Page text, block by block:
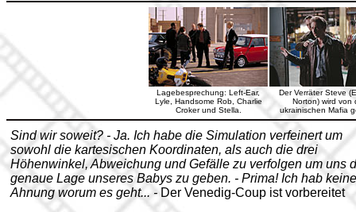
Lagebesprechung: Left-Ear,
Lyle, Handsome Rob, Charlie
Croker und Stella.
Der Verräter Steve
Norton) wird von
ukrainischen Mafia
Sind wir soweit? - Ja. Ich habe die Simulation verfeinert um
sowohl die kartesischen Koordinaten, als auch die drei
Höhenwinkel, Abweichung und Gefälle zu verfolgen um uns
genaue Lage unseres Babys zu geben. - Prima! Ich hab keine
Ahnung worum es geht... - Der Venedig-Coup ist vorbereitet